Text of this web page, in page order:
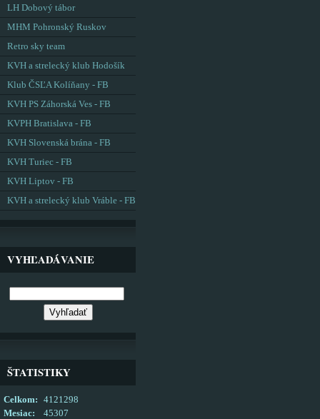
LH Dobový tábor
MHM Pohronský Ruskov
Retro sky team
KVH a strelecký klub Hodošík
Klub ČSĽA Kolíňany - FB
KVH PS Záhorská Ves - FB
KVPH Bratislava - FB
KVH Slovenská brána - FB
KVH Turiec - FB
KVH Liptov - FB
KVH a strelecký klub Vráble - FB
VYHĽADÁVANIE
ŠTATISTIKY
Celkom:
4121298
Mesiac:
45307